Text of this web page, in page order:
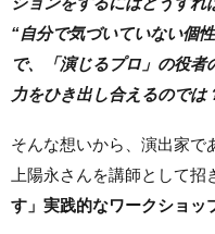
“自分で気づいていない個
で、「演じるプロ」の役
力をひき出し合えるのでは
そんな想いから、演出家で
上陽永さんを講師として招
す」実践的なワークショッ